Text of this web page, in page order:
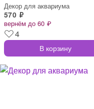
Декор для аквариума
570 ₽
вернём до 60 ₽
4
В корзину